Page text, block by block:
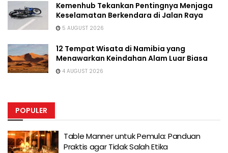
Kemenhub Tekankan Pentingnya Menjaga
Keselamatan Berkendara di Jalan Raya
5 AUGUST 2026
12 Tempat Wisata di Namibia yang
Menawarkan Keindahan Alam Luar Biasa
4 AUGUST 2026
POPULER
Table Manner untuk Pemula: Panduan
Praktis agar Tidak Salah Etika